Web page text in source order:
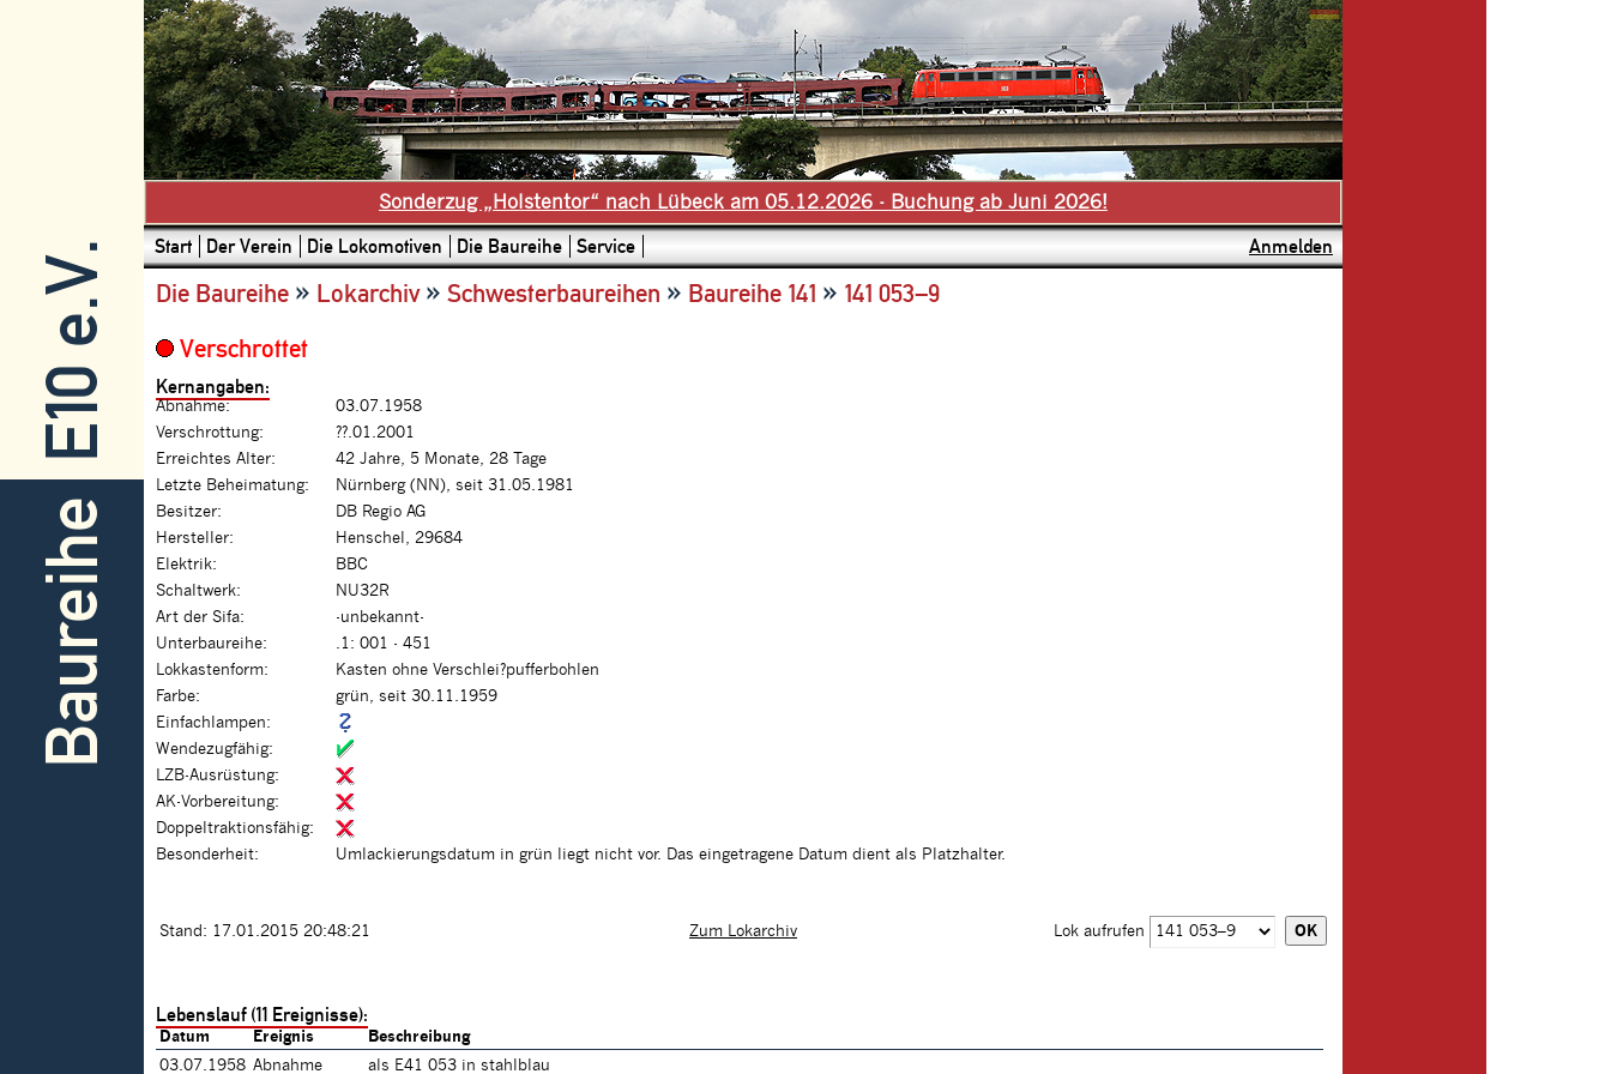
E10 e.V.
Baureihe
Sonderzug „Holstentor“ nach Lübeck am 05.12.2026 - Buchung ab Juni 2026!
Start Der Verein Die Lokomotiven Die Baureihe Service Anmelden
Die Baureihe » Lokarchiv» Schwesterbaureihen » Baureihe 141 » 141 053–9
Verschrottet
Kernangaben:
Abnahme:
03.07.1958
Verschrottung:
??.01.2001
Erreichtes Alter:
42 Jahre, 5 Monate, 28 Tage
Letzte Beheimatung:
Nürnberg (NN), seit 31.05.1981
Besitzer:
DB Regio AG
Hersteller:
Henschel, 29684
Elektrik:
BBC
Schaltwerk:
NU32R
Art der Sifa:
-unbekannt-
Unterbaureihe:
.1: 001 - 451
Lokkastenform:
Kasten ohne Verschlei?pufferbohlen
Farbe:
grün, seit 30.11.1959
Einfachlampen:
Wendezugfähig:
LZB-Ausrüstung:
AK-Vorbereitung:
Doppeltraktionsfähig:
Besonderheit:
Umlackierungsdatum in grün liegt nicht vor. Das eingetragene Datum dient als Platzhalter.
Stand: 17.01.2015 20:48:21 Zum Lokarchiv Lok aufrufen
Lebenslauf (11 Ereignisse):
Datum Ereignis
Beschreibung
03.07.1958 Abnahme als E41 053 in stahlblau